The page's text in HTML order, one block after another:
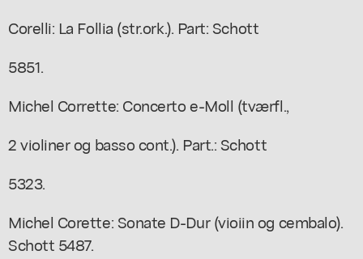
Corelli: La Follia (str.ork.). Part: Schott
5851.
Michel Corrette: Concerto e-Moll (tværfl.,
2 violiner og basso cont.). Part.: Schott
5323.
Michel Corette: Sonate D-Dur (vioiin og cembalo).
Schott 5487.